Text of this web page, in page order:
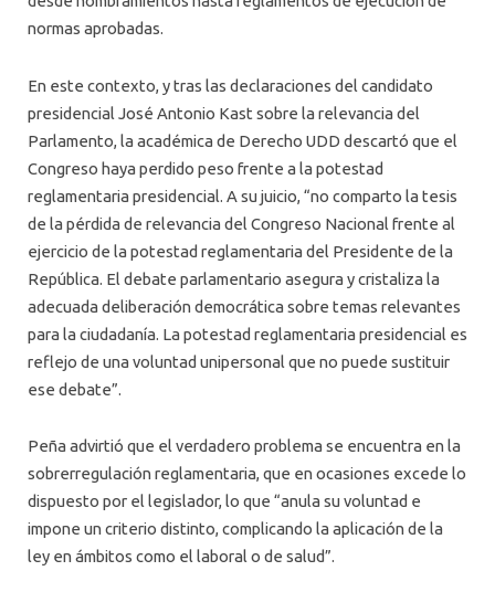
normas aprobadas.
En este contexto, y tras las declaraciones del candidato
presidencial José Antonio Kast sobre la relevancia del
Parlamento, la académica de Derecho UDD descartó que el
Congreso haya perdido peso frente a la potestad
reglamentaria presidencial. A su juicio, “no comparto la tesis
de la pérdida de relevancia del Congreso Nacional frente al
ejercicio de la potestad reglamentaria del Presidente de la
República. El debate parlamentario asegura y cristaliza la
adecuada deliberación democrática sobre temas relevantes
para la ciudadanía. La potestad reglamentaria presidencial es
reflejo de una voluntad unipersonal que no puede sustituir
ese debate”.
Peña advirtió que el verdadero problema se encuentra en la
sobrerregulación reglamentaria, que en ocasiones excede lo
dispuesto por el legislador, lo que “anula su voluntad e
impone un criterio distinto, complicando la aplicación de la
ley en ámbitos como el laboral o de salud”.